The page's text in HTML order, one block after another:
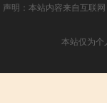
声明：本站内容来自互联
本站仅为个